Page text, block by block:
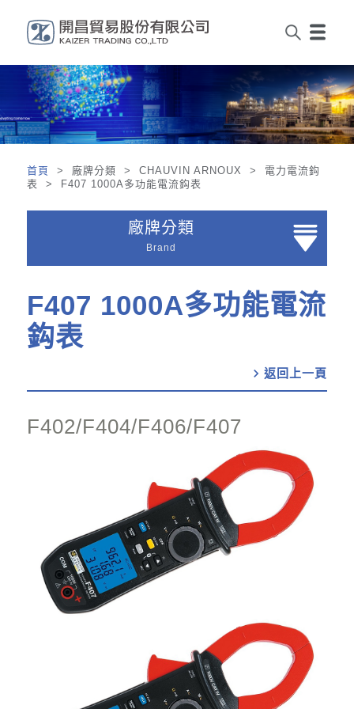
首頁
> 廠牌分類 > CHAUVIN ARNOUX > 電力電流鈎
表 > F407 1000A多功能電流鈎表
廠牌分類
Brand
F407 1000A多功能電流
鈎表
chevron_right
F402/F404/F406/F407